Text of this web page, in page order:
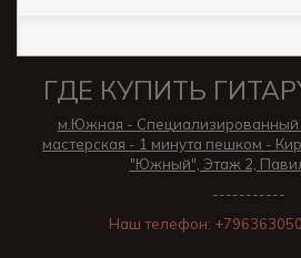
ГДЕ КУПИТЬ
м.Южная - Специализированный
мастерская - 1 минута пешком -
"Южный", Этаж 2,
-----------
Наш телефон: